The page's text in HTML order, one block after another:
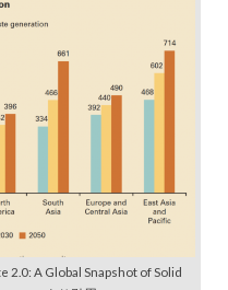
2.0: A Global Snapshot of Solid